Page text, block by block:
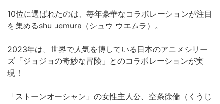
10位に選ばれたのは、毎年豪華なコラボレーションが注目
を集めるshu uemura（シュウ ウエムラ）。
2023年は、世界で人気を博している日本のアニメシリー
ズ「ジョジョの奇妙な冒険」とのコラボレーションが実
現！
「ストーンオーシャン」の女性主人公、空条徐倫（くうじ